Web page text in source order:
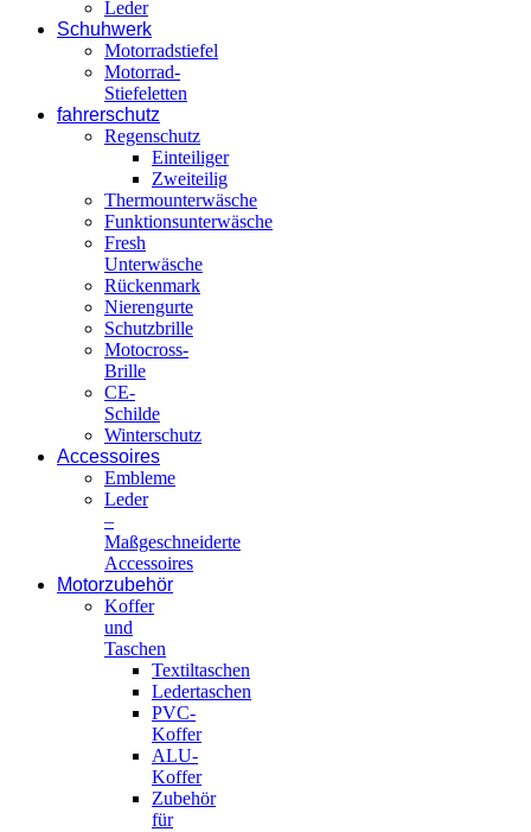
Leder
Schuhwerk
Motorradstiefel
Motorrad-
Stiefeletten
fahrerschutz
Regenschutz
Einteiliger
Zweiteilig
Thermounterwäsche
Funktionsunterwäsche
Fresh
Unterwäsche
Rückenmark
Nierengurte
Schutzbrille
Motocross-
Brille
CE-
Schilde
Winterschutz
Accessoires
Embleme
Leder
–
Maßgeschneiderte
Accessoires
Motorzubehör
Koffer
und
Taschen
Textiltaschen
Ledertaschen
PVC-
Koffer
ALU-
Koffer
Zubehör
für